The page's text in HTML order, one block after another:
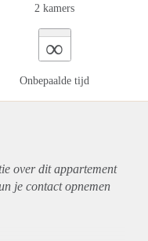
2 kamers
∞
Onbepaalde tijd
over ditappartement
je contact opnemen